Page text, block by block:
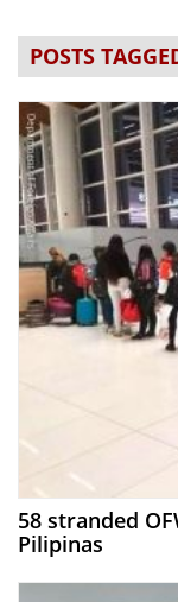
POSTS
58 stranded
Pilipinas